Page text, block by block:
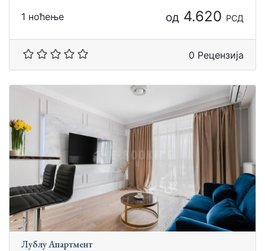
1 ноћење од 4.620 РСД
0 Рецензија
Лублу Апартмент